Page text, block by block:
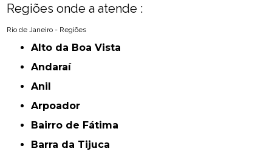
Regiões onde a atende :
Rio de Janeiro - Regiões
Alto da Boa Vista
Andaraí
Anil
Arpoador
Bairro de Fátima
Barra da Tijuca